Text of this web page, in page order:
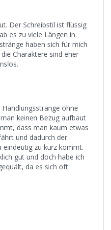
Der Schreibstil ist flüssig
es zu viele Längen in
haben sich für mich
Charaktere sind eher
ohne
keinen Bezug aufbaut
dass man kaum etwas
und dadurch der
eindeutig zu kurz kommt.
gut und doch habe ich
da es sich oft